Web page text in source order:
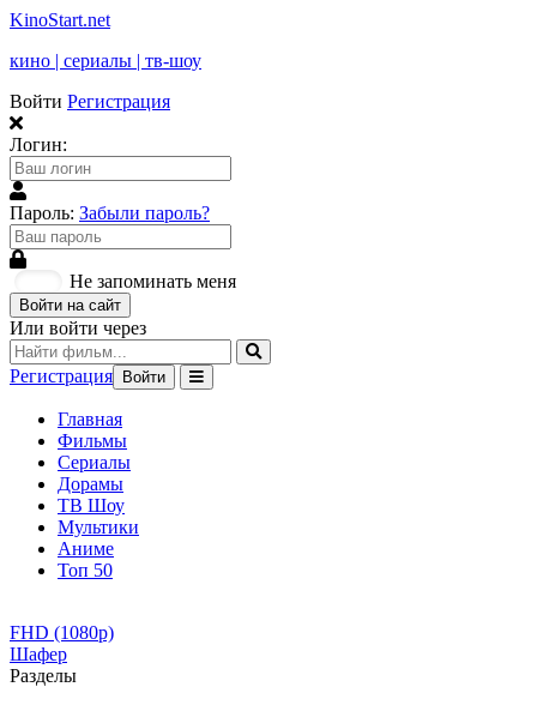
KinoStart.net
кино | сериалы | тв-шоу
Войти Регистрация
Логин:
Пароль: Забыли пароль?
Не запоминать меня
Войти на сайт
Или войти через
Регистрация Войти
Главная
Фильмы
Сериалы
Дорамы
ТВ Шоу
Мультики
Аниме
Топ 50
FHD (1080p)
Шафер
Разделы